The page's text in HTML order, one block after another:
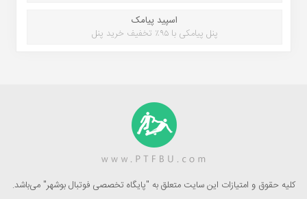
اسپید پیامک
پنل پیامکی با ۹۵٪ تخفیف خرید پنل
کلیه حقوق و امتیازات این سایت متعلق به "پایگاه تخصصی فوتبال بوشهر" می‌باشد.